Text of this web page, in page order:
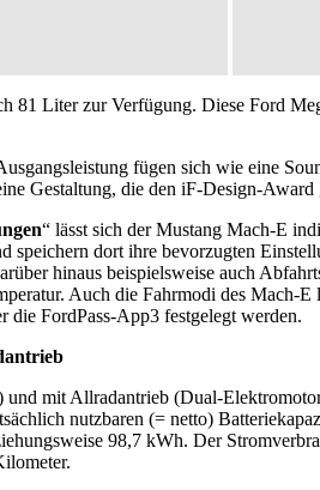
81 Liter zur Verfügung. Diese Ford
fügen sich wie eine
Gestaltung, die den iF-Design-Award
“ lässt sich der Mustang Mach-E
speichern dort ihre bevorzugten
hinaus beispielsweise auch
Auch die Fahrmodi des Mach-E
die FordPass-App3 festgelegt werden.
mit Allradantrieb (Dual-
nutzbaren (= netto)
98,7 kWh. Der